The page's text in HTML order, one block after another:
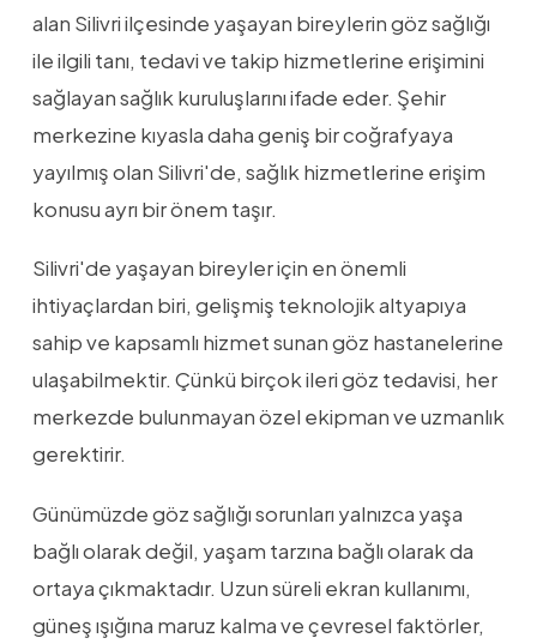
alan Silivri ilçesinde yaşayan bireylerin göz sağlığı
ile ilgili tanı, tedavi ve takip hizmetlerine erişimini
sağlayan sağlık kuruluşlarını ifade eder. Şehir
merkezine kıyasla daha geniş bir coğrafyaya
yayılmış olan Silivri'de, sağlık hizmetlerine erişim
konusu ayrı bir önem taşır.
Silivri'de yaşayan bireyler için en önemli
ihtiyaçlardan biri, gelişmiş teknolojik altyapıya
sahip ve kapsamlı hizmet sunan göz hastanelerine
ulaşabilmektir. Çünkü birçok ileri göz tedavisi, her
merkezde bulunmayan özel ekipman ve uzmanlık
gerektirir.
Günümüzde göz sağlığı sorunları yalnızca yaşa
bağlı olarak değil, yaşam tarzına bağlı olarak da
ortaya çıkmaktadır. Uzun süreli ekran kullanımı,
güneş ışığına maruz kalma ve çevresel faktörler,